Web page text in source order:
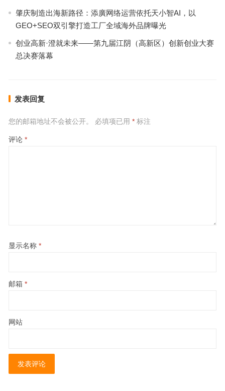
肇庆制造出海新路径：添廣网络运营依托天小智AI，以
GEO+SEO双引擎打造工厂全域海外品牌曝光
创业高新·澄就未来——第九届江阴（高新区）创新创业大赛
总决赛落幕
发表回复
您的邮箱地址不会被公开。 必填项已用 *标注
评论 *
显示名称 *
邮箱 *
网站